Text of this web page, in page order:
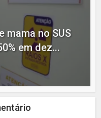
mama no SUS
em dez...